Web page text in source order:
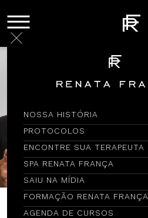
NOSSA HISTÓRIA
PROTOCOLOS
ENCONTRE SUA TERAPEUTA
SPA RENATA FRANÇA
SAIU NA MÍDIA
FORMAÇÃO RENATA FRANÇA
AGENDA DE CURSOS